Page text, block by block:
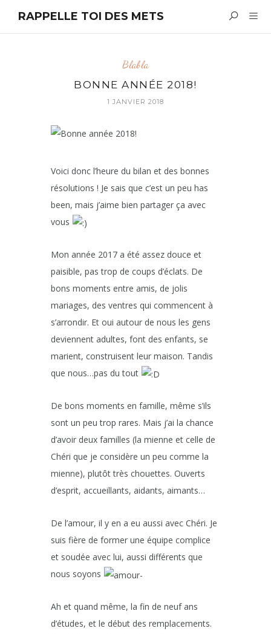
RAPPELLE TOI DES METS
Blabla
BONNE ANNÉE 2018!
1 JANVIER 2018
Voici donc l’heure du bilan et des bonnes
résolutions ! Je sais que c’est un peu has
been, mais j’aime bien partager ça avec
vous
Mon année 2017 a été assez douce et
paisible, pas trop de coups d’éclats. De
bons moments entre amis, de jolis
mariages, des ventres qui commencent à
s’arrondir. Et oui autour de nous les gens
deviennent adultes, font des enfants, se
marient, construisent leur maison. Tandis
que nous…pas du tout
De bons moments en famille, même s’ils
sont un peu trop rares. Mais j’ai la chance
d’avoir deux familles (la mienne et celle de
Chéri que je considère un peu comme la
mienne), plutôt très chouettes. Ouverts
d’esprit, accueillants, aidants, aimants…
De l’amour, il y en a eu aussi avec Chéri. Je
suis fière de former une équipe complice
et soudée avec lui, aussi différents que
nous soyons
Ah et quand même, la fin de neuf ans
d’études, et le début des remplacements.